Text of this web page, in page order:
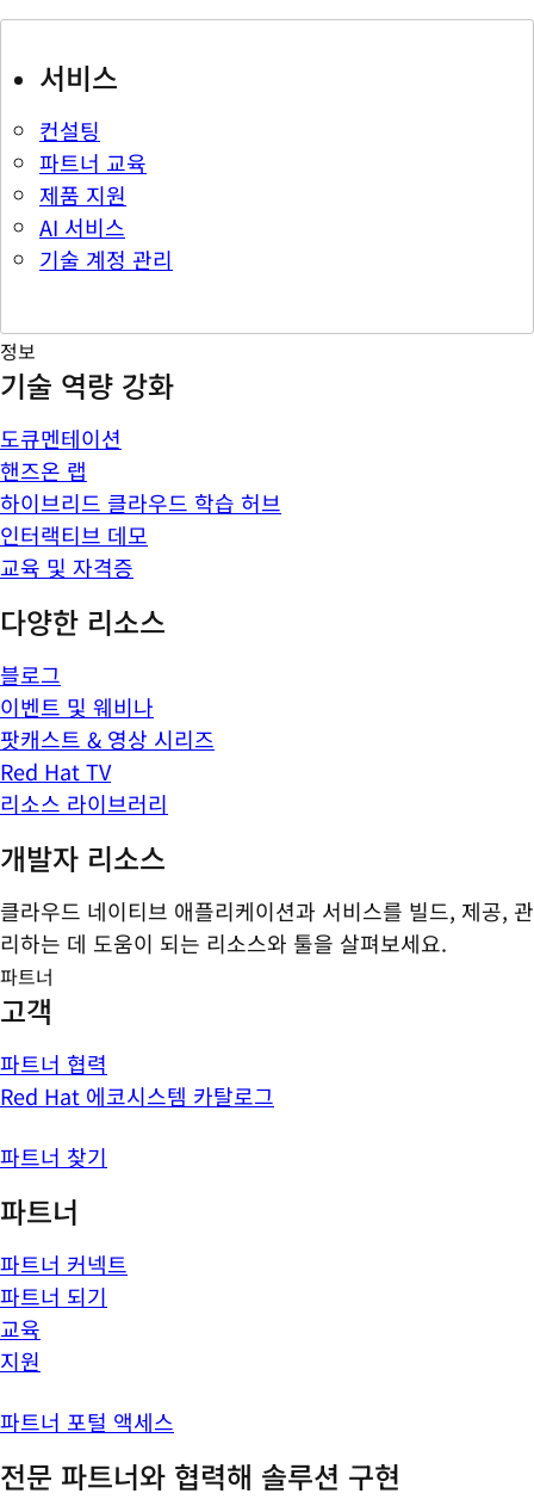
서비스
컨설팅
파트너 교육
제품 지원
AI 서비스
기술 계정 관리
정보
기술 역량 강화
도큐멘테이션
핸즈온 랩
하이브리드 클라우드 학습 허브
인터랙티브 데모
교육 및 자격증
다양한 리소스
블로그
이벤트 및 웨비나
팟캐스트 & 영상 시리즈
Red Hat TV
리소스 라이브러리
개발자 리소스
클라우드 네이티브 애플리케이션과 서비스를 빌드, 제공, 관
리하는 데 도움이 되는 리소스와 툴을 살펴보세요.
파트너
고객
파트너 협력
Red Hat 에코시스템 카탈로그
파트너 찾기
파트너
파트너 커넥트
파트너 되기
교육
지원
파트너 포털 액세스
전문 파트너와 협력해 솔루션 구현